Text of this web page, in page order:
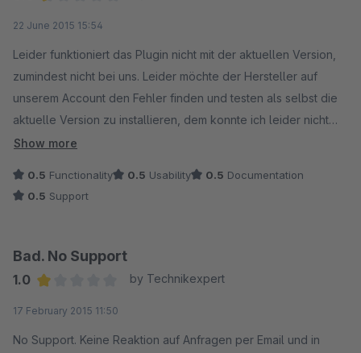
22 June 2015 15:54
Leider funktioniert das Plugin nicht mit der aktuellen Version,
zumindest nicht bei uns. Leider möchte der Hersteller auf
unserem Account den Fehler finden und testen als selbst die
aktuelle Version zu installieren, dem konnte ich leider nicht
zustimmen da ich weder Admin-Zugangsdaten noch FTP-
Show more
0.5 Functionality 0.5 Usability 0.5 Documentation
0.5 Support
Bad. No Support
1.0
by Technikexpert
17 February 2015 11:50
No Support. Keine Reaktion auf Anfragen per Email und in